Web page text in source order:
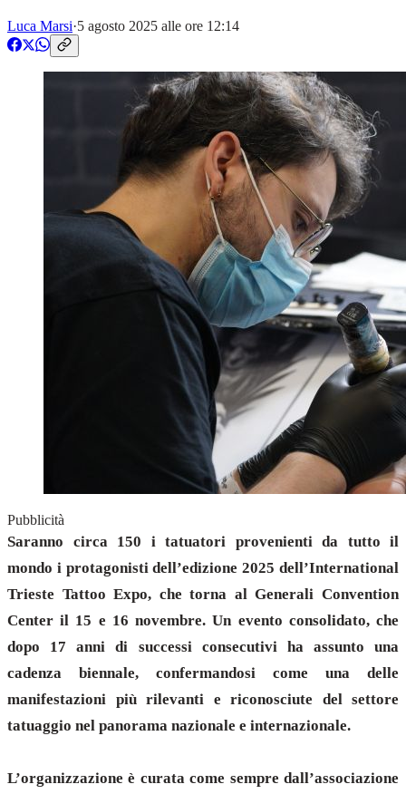
Luca Marsi·5 agosto 2025 alle ore 12:14
Pubblicità
Saranno circa 150 i tatuatori provenienti da tutto il
mondo i protagonisti dell’edizione 2025 dell’International
Trieste Tattoo Expo, che torna al Generali Convention
Center il 15 e 16 novembre. Un evento consolidato, che
dopo 17 anni di successi consecutivi ha assunto una
cadenza biennale, confermandosi come una delle
manifestazioni più rilevanti e riconosciute del settore
tatuaggio nel panorama nazionale e internazionale.
L’organizzazione è curata come sempre dall’associazione